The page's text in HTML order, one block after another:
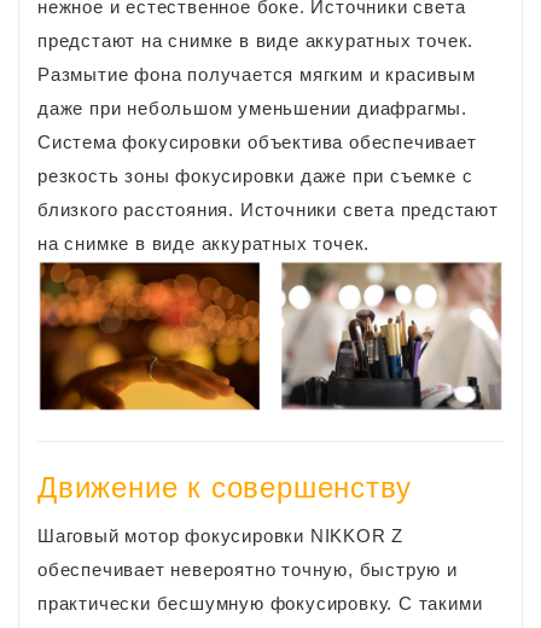
нежное и естественное боке. Источники света
предстают на снимке в виде аккуратных точек.
Размытие фона получается мягким и красивым
даже при небольшом уменьшении диафрагмы.
Система фокусировки объектива обеспечивает
резкость зоны фокусировки даже при съемке с
близкого расстояния. Источники света предстают
на снимке в виде аккуратных точек.
Движение к совершенству
Шаговый мотор фокусировки NIKKOR Z
обеспечивает невероятно точную, быструю и
практически бесшумную фокусировку. С такими